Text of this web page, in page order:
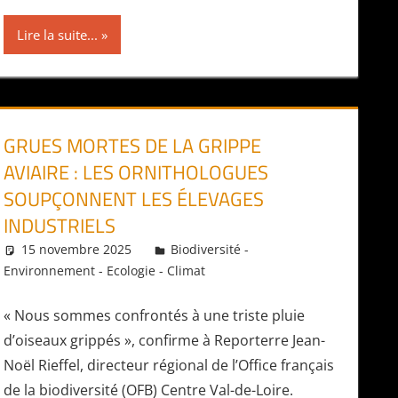
Lire la suite...
GRUES MORTES DE LA GRIPPE
AVIAIRE : LES ORNITHOLOGUES
SOUPÇONNENT LES ÉLEVAGES
INDUSTRIELS
15 novembre 2025 Daniel
Biodiversité -
Environnement - Ecologie - Climat
« Nous sommes confrontés à une triste pluie
d’oiseaux grippés », confirme à Reporterre Jean-
Noël Rieffel, directeur régional de l’Office français
de la biodiversité (OFB) Centre Val-de-Loire.